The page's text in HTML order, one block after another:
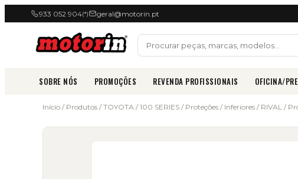
933 052 904(*) geral@motorin.pt
SOBRE NÓS PROMOÇÕES REVENDA PROFISSIONAIS OFICINA/
Início / Produtos / TOYOTA / 100 SERIES / Proteções / Inferiores / RIVAL /